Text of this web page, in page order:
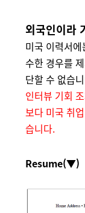
외국인이라
미국 이력서
수한 경우를
단할 수 없습
인터뷰 기회
보다 미국 취
습니다.
Resume(▼)